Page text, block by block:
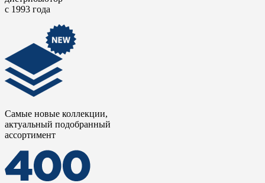
частных резиденциях, спа-салонах, ресторанах и отелях.
с 1993 года
Самые новые коллекции,
актуальный подобранный
ассортимент